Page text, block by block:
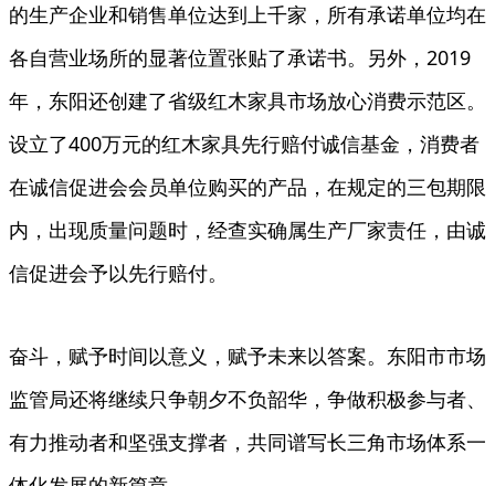
的生产企业和销售单位达到上千家，所有承诺单位均在
各自营业场所的显著位置张贴了承诺书。另外，2019
年，东阳还创建了省级红木家具市场放心消费示范区。
设立了400万元的红木家具先行赔付诚信基金，消费者
在诚信促进会会员单位购买的产品，在规定的三包期限
内，出现质量问题时，经查实确属生产厂家责任，由诚
信促进会予以先行赔付。
奋斗，赋予时间以意义，赋予未来以答案。东阳市市场
监管局还将继续只争朝夕不负韶华，争做积极参与者、
有力推动者和坚强支撑者，共同谱写长三角市场体系一